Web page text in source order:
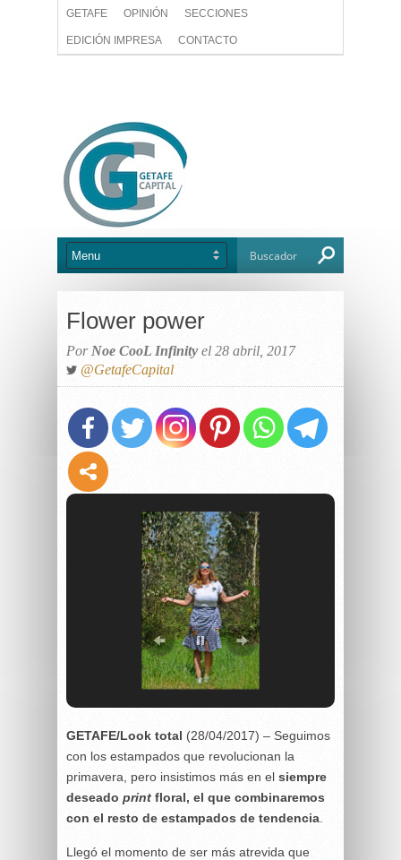
GETAFE OPINIÓN SECCIONES
EDICIÓN IMPRESA CONTACTO
Flower power
Por Noe CooL Infinity el 28 abril, 2017
@GetafeCapital
GETAFE/Look total (28/04/2017) – Seguimos
con los estampados que revolucionan la
primavera, pero insistimos más en el siempre
deseado print floral, el que combinaremos
con el resto de estampados de tendencia
Llegó el momento de ser más atrevida que